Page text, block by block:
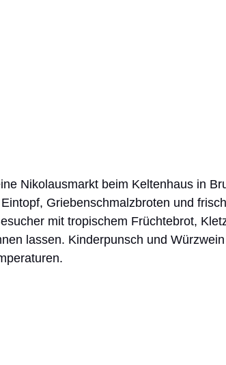
Nikolausmarkt beim Keltenhaus in
Griebenschmalzbroten und
mit tropischem Früchtebrot,
lassen. Kinderpunsch und